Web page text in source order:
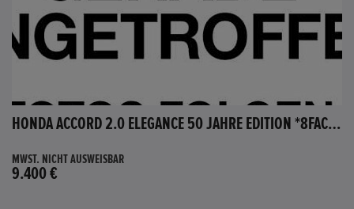
HONDA ACCORD 2.0 ELEGANCE 50 JAHRE EDITION *8FACH BEREIFT*
MWST. NICHT AUSWEISBAR
9.400 €